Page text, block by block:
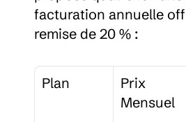
facturation annuelle
remise de 20 % :
Plan
Prix
Mensuel